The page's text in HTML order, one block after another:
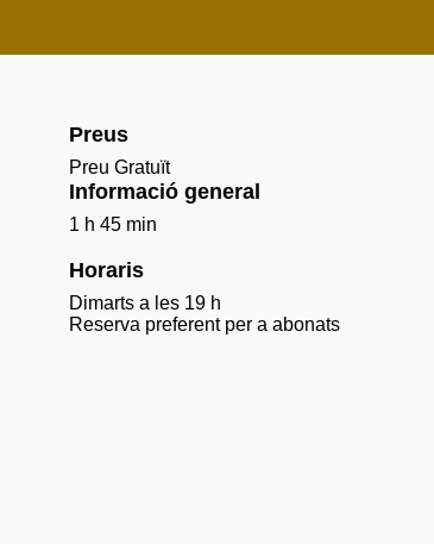
Preus
Preu Gratuït
Informació general
1 h 45 min
Horaris
Dimarts a les 19 h
Reserva preferent per a abonats